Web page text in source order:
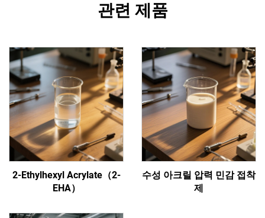
관련 제품
2-Ethylhexyl Acrylate（2-
EHA）
수성 아크릴 압력 민감 접착
제